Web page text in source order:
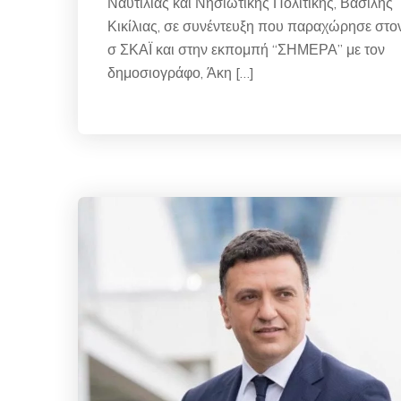
Κικίλιας, σε συνέντευξη που παραχώρησε
σ ΣΚΑΪ και στην εκπομπή “ΣΗΜΕΡΑ” με τον
δημοσιογράφο, Άκη […]